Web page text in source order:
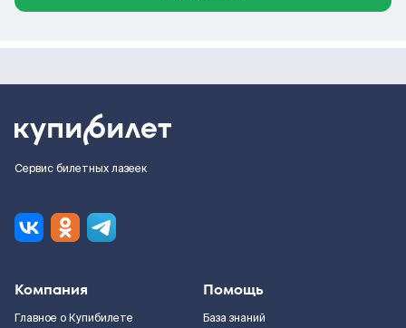
Сервис билетных лазеек
Компания
Главное о Купибилете
Помощь
База знаний